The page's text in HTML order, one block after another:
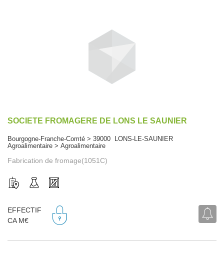
SOCIETE FROMAGERE DE LONS LE SAUNIER
Bourgogne-Franche-Comté > 39000 LONS-LE-SAUNIER
Agroalimentaire > Agroalimentaire
Fabrication de fromage(1051C)
EFFECTIF
CA M€